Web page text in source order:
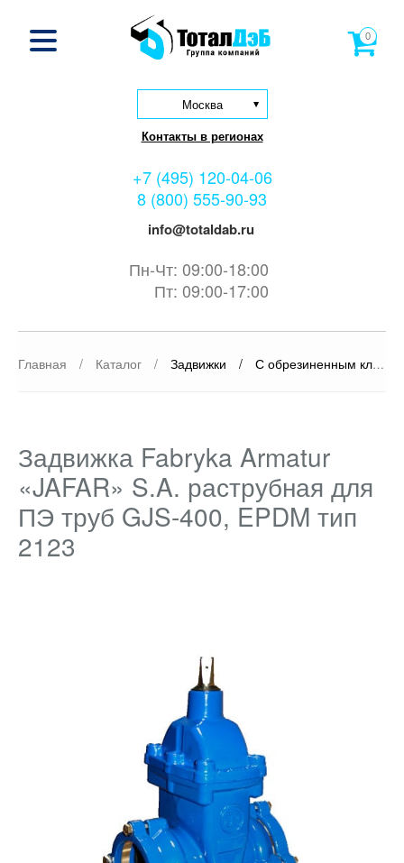
Москва
Контакты в регионах
+7 (495) 120-04-06
8 (800) 555-90-93
info@totaldab.ru
Пн-Чт: 09:00-18:00
Пт: 09:00-17:00
0
Главная / Каталог / Задвижки / С обрезиненным клином
Задвижка Fabryka Armatur
«JAFAR» S.A. раструбная для
ПЭ труб GJS-400, EPDM тип
2123